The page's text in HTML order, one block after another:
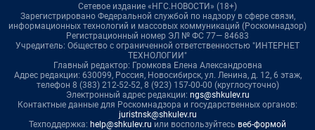
Сетевое издание «НГС.НОВОСТИ» (18+)
Зарегистрировано Федеральной службой по надзору в сфере связи,
информационных технологий и массовых коммуникаций (Роскомнадзор)
Регистрационный номер ЭЛ № ФС 77— 84683
Учредитель: Общество с ограниченной ответственностью "ИНТЕРНЕТ
ТЕХНОЛОГИИ"
Главный редактор: Громкова Елена Александровна
Адрес редакции: 630099, Россия, Новосибирск, ул. Ленина, д. 12, 6 этаж,
телефон 8 (383) 212-52-52, 8 (923) 157-00-00 (круглосуточно)
Электронный адрес редакции: ngs@shkulev.ru
Контактные данные для Роскомнадзора и государственных органов:
juristnsk@shkulev.ru
Техподдержка: help@shkulev.ru или воспользуйтесь веб-формой